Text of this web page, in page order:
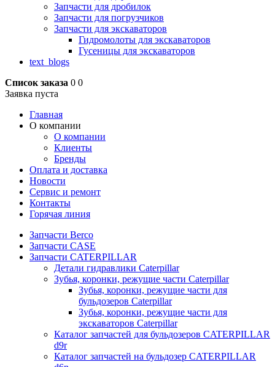
Запчасти для дробилок
Запчасти для погрузчиков
Запчасти для экскаваторов
Гидромолоты для экскаваторов
Гусеницы для экскаваторов
text_blogs
Список заказа 0 0
Заявка пуста
Главная
О компании
О компании
Клиенты
Бренды
Оплата и доставка
Новости
Сервис и ремонт
Контакты
Горячая линия
Запчасти Berco
Запчасти CASE
Запчасти CATERPILLAR
Детали гидравлики Caterpillar
Зубья, коронки, режущие части Caterpillar
Зубья, коронки, режущие части для
бульдозеров Caterpillar
Зубья, коронки, режущие части для
экскаваторов Caterpillar
Каталог запчастей для бульдозеров CATERPILLAR
d9r
Каталог запчастей на бульдозер CATERPILLAR